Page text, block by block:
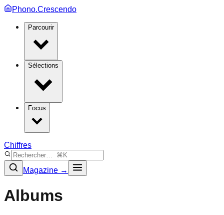
Phono.Crescendo
Parcourir
Sélections
Focus
Chiffres
Magazine →
Albums